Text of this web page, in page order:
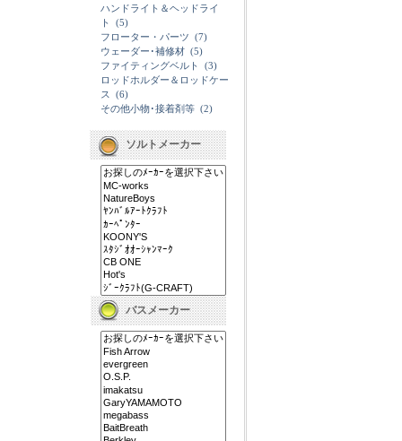
ハンドライト＆ヘッドライ
ト
(5)
フローター・パーツ (7)
ウェーダー･補修材 (5)
ファイティングベルト
(3)
ロッドホルダー＆ロッドケー
ス
(6)
その他小物･接着剤等 (2)
ソルトメーカー
バスメーカー